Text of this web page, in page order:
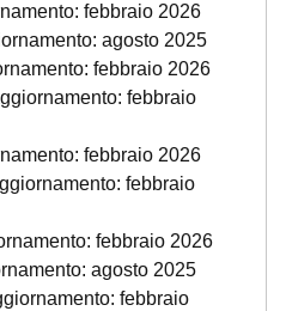
febbraio 2026
agosto 2025
febbraio 2026
febbraio
febbraio 2026
febbraio
febbraio 2026
agosto 2025
febbraio